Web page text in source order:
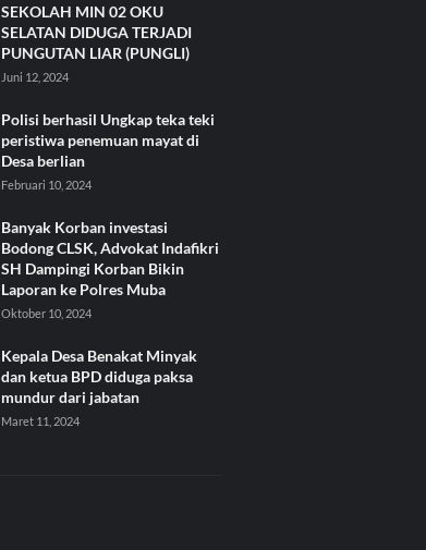
SEKOLAH MIN 02 OKU
SELATAN DIDUGA TERJADI
PUNGUTAN LIAR (PUNGLI)
Juni 12, 2024
Polisi berhasil Ungkap teka teki
peristiwa penemuan mayat di
Desa berlian
Februari 10, 2024
Banyak Korban investasi
Bodong CLSK, Advokat Indafikri
SH Dampingi Korban Bikin
Laporan ke Polres Muba
Oktober 10, 2024
Kepala Desa Benakat Minyak
dan ketua BPD diduga paksa
mundur dari jabatan
Maret 11, 2024